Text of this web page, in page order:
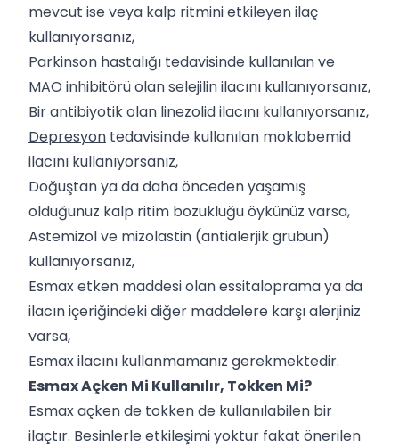
mevcut ise veya kalp ritmini etkileyen ilaç
kullanıyorsanız,
Parkinson hastalığı tedavisinde kullanılan ve
MAO inhibitörü olan selejilin ilacını kullanıyorsanız,
Bir antibiyotik olan linezolid ilacını kullanıyorsanız,
Depresyon tedavisinde kullanılan moklobemid
ilacını kullanıyorsanız,
Doğuştan ya da daha önceden yaşamış
olduğunuz kalp ritim bozukluğu öykünüz varsa,
Astemizol ve mizolastin (antialerjik grubun)
kullanıyorsanız,
Esmax etken maddesi olan essitaloprama ya da
ilacın içeriğindeki diğer maddelere karşı alerjiniz
varsa,
Esmax ilacını kullanmamanız gerekmektedir.
Esmax Açken Mi Kullanılır, Tokken Mi?
Esmax açken de tokken de kullanılabilen bir
ilaçtır. Besinlerle etkileşimi yoktur fakat önerilen